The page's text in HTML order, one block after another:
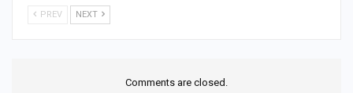
PREV NEXT
Comments are closed.